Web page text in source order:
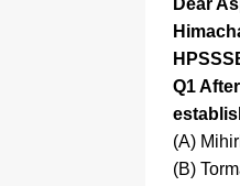
Dear
Q1
(A)
(B)